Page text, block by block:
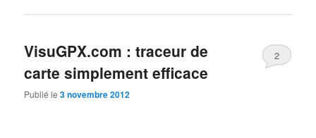
VisuGPX.com : traceur de
carte simplement efficace
Publié le3 novembre 2012
2